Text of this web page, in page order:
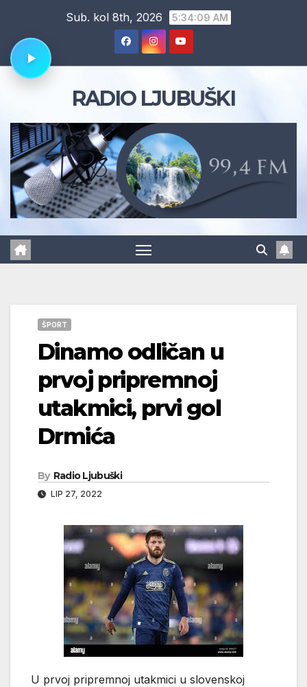
content
Sub. kol 8th, 2026 5:34:09 AM
RADIO LJUBUŠKI
ŠPORT
Dinamo odličan u
prvoj pripremnoj
utakmici, prvi gol
Drmića
By Radio Ljubuški
LIP 27, 2022
U prvoj pripremnoj utakmici u slovenskoj